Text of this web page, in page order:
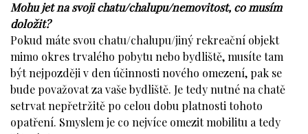
Mohu jet na svoji chatu/chalupu/nemovitost, co musím
doložit?
Pokud máte svou chatu/chalupu/jiný rekreační objekt
mimo okres trvalého pobytu nebo bydliště, musíte tam
být nejpozději v den účinnosti nového omezení, pak se
bude považovat za vaše bydliště. Je tedy nutné na chatě
setrvat nepřetržitě po celou dobu platnosti tohoto
opatření. Smyslem je co nejvíce omezit mobilitu a tedy